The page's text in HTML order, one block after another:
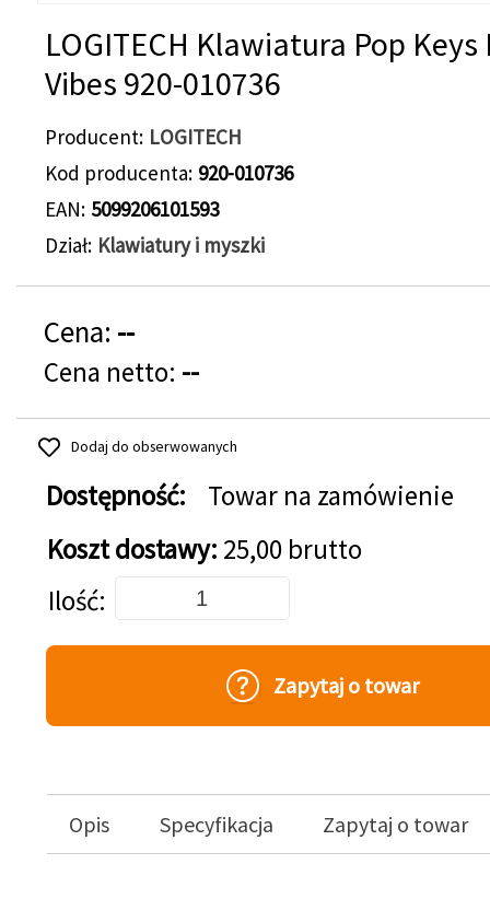
LOGITECH Klawiatura Pop Keys
Vibes 920-010736
Producent LOGITECH
Kod producenta 920-010736
EAN 5099206101593
Dział Klawiatury i myszki
Cena: --
Cena netto: --
Dodaj do obserwowanych
Dostępność:
Towar na zamówienie
Koszt dostawy: 25,00 brutto
Dodaj do koszyka
Ilość
Zapytaj o towar
Opis Specyfikacja Zapytaj o towar